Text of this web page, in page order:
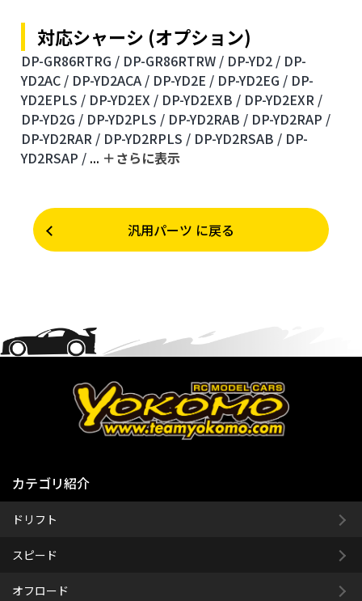
対応シャーシ (オプション)
DP-GR86RTRG / DP-GR86RTRW / DP-YD2 / DP-
YD2AC / DP-YD2ACA / DP-YD2E / DP-YD2EG / DP-
YD2EPLS / DP-YD2EX / DP-YD2EXB / DP-YD2EXR /
DP-YD2G / DP-YD2PLS / DP-YD2RAB / DP-YD2RAP /
DP-YD2RAR / DP-YD2RPLS / DP-YD2RSAB / DP-
YD2RSAP / ... ＋さらに表⽰
汎用パーツ に戻る
カテゴリ紹介
ドリフト
スピード
オフロード